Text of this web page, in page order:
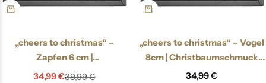
„cheers to christmas“ –
Zapfen 6 cm |
Christbaumschmuck
39,99€
34,99€
„cheers to christmas“ – Vogel
8cm | Christbaumschmuck
champagner gold
34,99€